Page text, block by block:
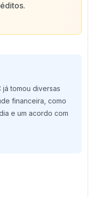
já tomou diversas
financeira, como
e um acordo com